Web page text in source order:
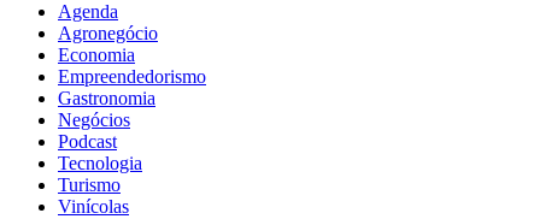
Agenda
Agronegócio
Economia
Empreendedorismo
Gastronomia
Negócios
Podcast
Tecnologia
Turismo
Vinícolas